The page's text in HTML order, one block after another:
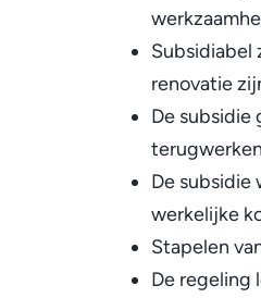
Subsidiabel
renovatie
De subsidie
De subsidie
werkelijke
Stapelen
De regeling